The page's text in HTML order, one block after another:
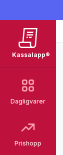
Kassalapp®
Dagligvarer
Prishopp